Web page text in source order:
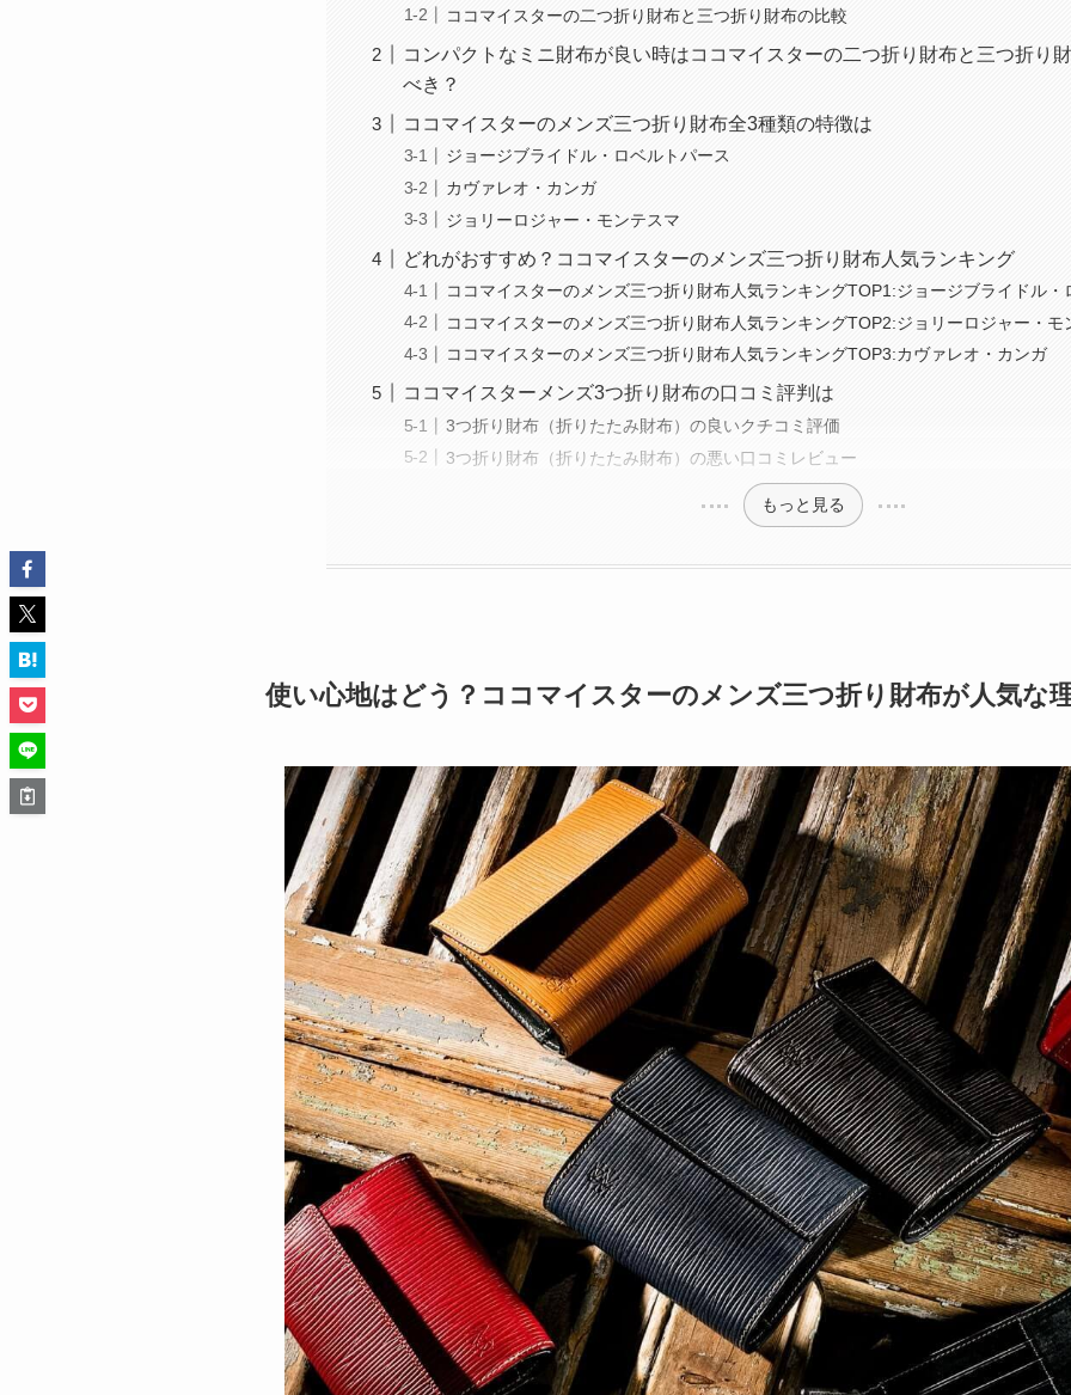
ココマイスターの二つ折り財布と三つ折り財布の比較
コンパクトなミニ財布が良い時はココマイスターの二つ折り財布と三つ折り
べき？
ココマイスターのメンズ三つ折り財布全3種類の特徴は
ジョージブライドル・ロベルトパース
カヴァレオ・カンガ
ジョリーロジャー・モンテスマ
どれがおすすめ？ココマイスターのメンズ三つ折り財布人気ランキング
ココマイスターのメンズ三つ折り財布人気ランキングTOP1:ジョージブライドル・
ココマイスターのメンズ三つ折り財布人気ランキングTOP2:ジョリーロジャー・モ
ココマイスターのメンズ三つ折り財布人気ランキングTOP3:カヴァレオ・カンガ
ココマイスターメンズ3つ折り財布の口コミ評判は
3つ折り財布（折りたたみ財布）の良いクチコミ評価
3つ折り財布（折りたたみ財布）の悪い口コミレビュー
もっと見る
使い心地はどう？ココマイスターのメンズ三つ折り財布が人気な